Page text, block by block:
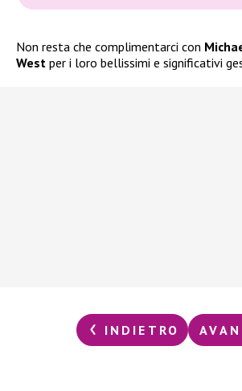
Non resta che complimentarci con
West per i loro bellissimi e significativi
INDIETRO